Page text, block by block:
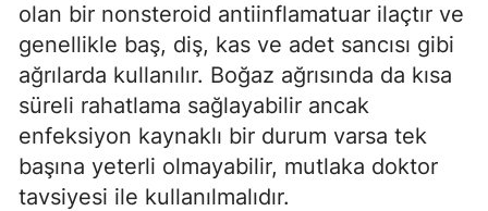
olan bir nonsteroid antiinflamatuar ilaçtır ve
genellikle baş, diş, kas ve adet sancısı gibi
ağrılarda kullanılır. Boğaz ağrısında da kısa
süreli rahatlama sağlayabilir ancak
enfeksiyon kaynaklı bir durum varsa tek
başına yeterli olmayabilir, mutlaka doktor
tavsiyesi ile kullanılmalıdır.